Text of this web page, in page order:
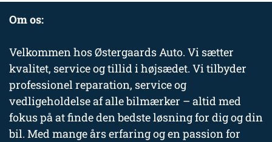
Om os:
Velkommen hos Østergaards Auto. Vi sætter
kvalitet, service og tillid i højsædet. Vi tilbyder
professionel reparation, service og
vedligeholdelse af alle bilmærker – altid med
fokus på at finde den bedste løsning for dig og din
bil. Med mange års erfaring og en passion for